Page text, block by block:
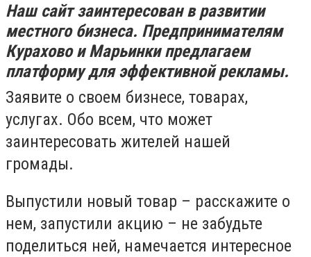
Наш сайт заинтересован в развитии
местного бизнеса. Предпринимателям
Курахово и Марьинки предлагаем
платформу для эффективной рекламы.
Заявите о своем бизнесе, товарах,
услугах. Обо всем, что может
заинтересовать жителей нашей
громады.
Выпустили новый товар – расскажите о
нем, запустили акцию – не забудьте
поделиться ней, намечается интересное